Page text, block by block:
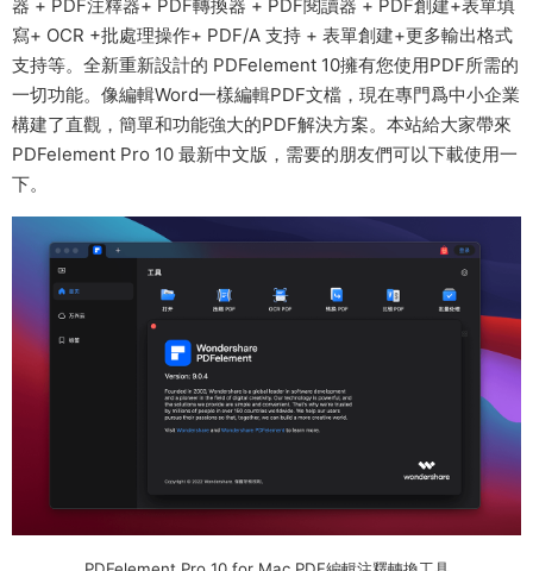
器 + PDF注釋器+ PDF轉換器 + PDF閱讀器 + PDF創建+表單填
寫+ OCR +批處理操作+ PDF/A 支持 + 表單創建+更多輸出格式
支持等。全新重新設計的 PDFelement 10擁有您使用PDF所需的
一切功能。像編輯Word一樣編輯PDF文檔，現在專門爲中小企業
構建了直觀，簡單和功能強大的PDF解決方案。本站給大家帶來
PDFelement Pro 10 最新中文版，需要的朋友們可以下載使用一
下。